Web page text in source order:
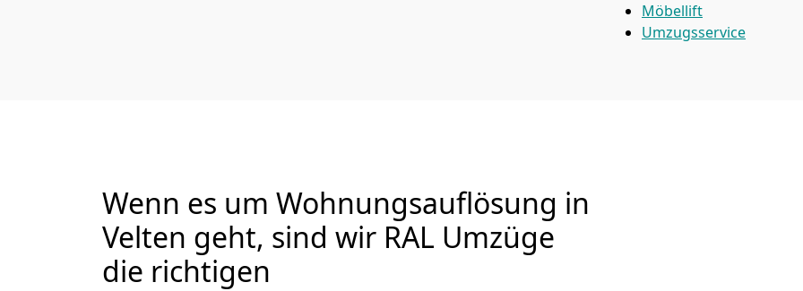
Möbellift
Umzugsservice
Wenn es um Wohnungsauflösung in
Velten geht, sind wir RAL Umzüge
die richtigen